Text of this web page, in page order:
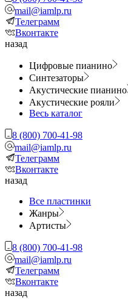
mail@iamlp.ru
Телеграмм
Вконтакте
назад
Цифровые пианино
Синтезаторы
Акустические пианино
Акустические рояли
Весь каталог
8 (800) 700-41-98
mail@iamlp.ru
Телеграмм
Вконтакте
назад
Все пластинки
Жанры
Артисты
8 (800) 700-41-98
mail@iamlp.ru
Телеграмм
Вконтакте
назад